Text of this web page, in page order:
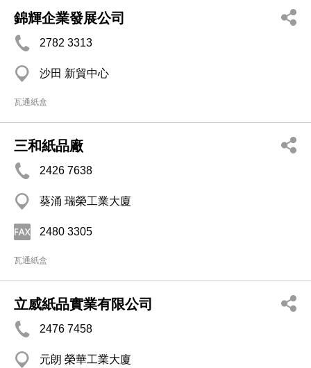
錦輝企業發展公司
2782 3313
沙田 新貿中心
瓦通紙盒
三和紙品廠
2426 7638
葵涌 瑞榮工業大廈
2480 3305
瓦通紙盒
立威紙品實業有限公司
2476 7458
元朗 榮華工業大廈